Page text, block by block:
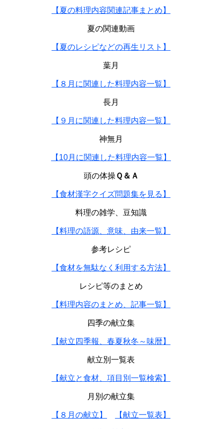
【夏の料理内容関連記事まとめ】
夏の関連動画
【夏のレシピなどの再生リスト】
葉月
【８月に関連した料理内容一覧】
長月
【９月に関連した料理内容一覧】
神無月
【10月に関連した料理内容一覧】
頭の体操Ｑ＆Ａ
【食材漢字クイズ問題集を見る】
料理の雑学、豆知識
【料理の語源、意味、由来一覧】
参考レシピ
【食材を無駄なく利用する方法】
レシピ等のまとめ
【料理内容のまとめ、記事一覧】
四季の献立集
【献立四季報、春夏秋冬～味暦】
献立別一覧表
【献立と食材、項目別一覧検索】
月別の献立集
【８月の献立】 【献立一覧表】